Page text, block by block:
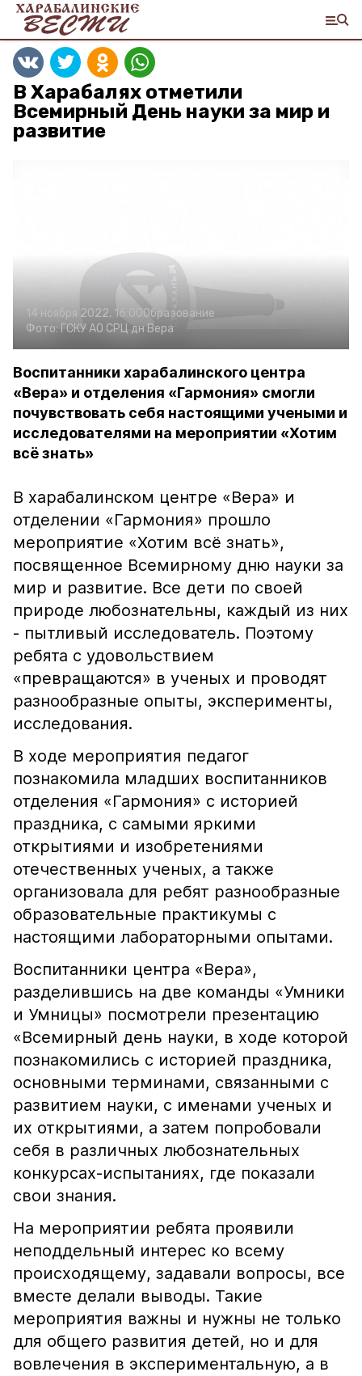
В Харабалях отметили
Всемирный День науки за мир и
развитие
14 ноября 2022, 16:00Образование
Фото: ГСКУ АО СРЦ дн Вера
Воспитанники харабалинского центра
«Вера» и отделения «Гармония» смогли
почувствовать себя настоящими учеными и
исследователями на мероприятии «Хотим
всё знать»
В харабалинском центре «Вера» и
отделении «Гармония» прошло
мероприятие «Хотим всё знать»,
посвященное Всемирному дню науки за
мир и развитие. Все дети по своей
природе любознательны, каждый из них
- пытливый исследователь. Поэтому
ребята с удовольствием
«превращаются» в ученых и проводят
разнообразные опыты, эксперименты,
исследования.
В ходе мероприятия педагог
познакомила младших воспитанников
отделения «Гармония» с историей
праздника, с самыми яркими
открытиями и изобретениями
отечественных ученых, а также
организовала для ребят разнообразные
образовательные практикумы с
настоящими лабораторными опытами.
Воспитанники центра «Вера»,
разделившись на две команды «Умники
и Умницы» посмотрели презентацию
«Всемирный день науки, в ходе которой
познакомились с историей праздника,
основными терминами, связанными с
развитием науки, с именами ученых и
их открытиями, а затем попробовали
себя в различных любознательных
конкурсах-испытаниях, где показали
свои знания.
На мероприятии ребята проявили
неподдельный интерес ко всему
происходящему, задавали вопросы, все
вместе делали выводы. Такие
мероприятия важны и нужны не только
для общего развития детей, но и для
вовлечения в экспериментальную, а в